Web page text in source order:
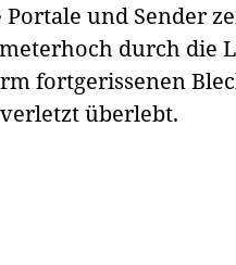
Portale und Sender
durch die
fortgerissenen
überlebt.